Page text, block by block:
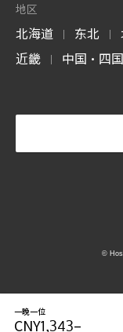
一晚一位
CNY1,343–
地区
北海道 | 东北 |
近畿 | 中国・四国
©